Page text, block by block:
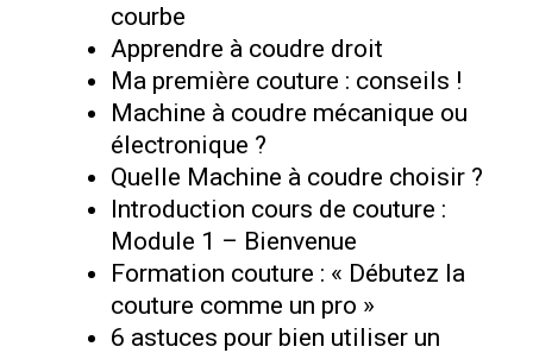
courbe
Apprendre à coudre droit
Ma première couture : conseils !
Machine à coudre mécanique ou
électronique ?
Quelle Machine à coudre choisir ?
Introduction cours de couture :
Module 1 – Bienvenue
Formation couture : « Débutez la
couture comme un pro »
6 astuces pour bien utiliser un